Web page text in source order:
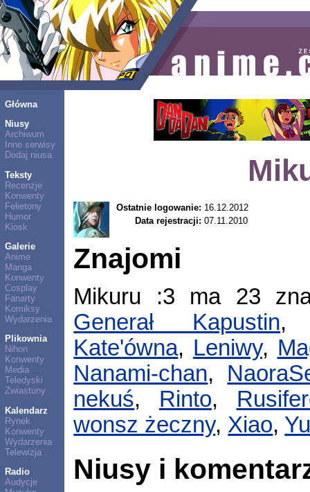
Główna
Niusy
Archiwum
Inne serwisy
Dodaj niusa
Teksty
Recenzje
Konwenty
Felietony
Humor
Kiosk
Galerie
Anime
Manga
Konwenty
Cosplay
Fanarty
Komiksy
Wydarzenia
Plikownia
Nihon
Konwenty
Media
Teledyski
Zwiastuny
Kalendarz
Rynek
Konwenty
Wydarzenia
Telewizja
Radio
Audycje
Ostatnie logowanie: 16.12.2012
Data rejestracji: 07.11.2010
Znajomi
Mikuru :3 ma 23
Generał Kapustin
Kate'ówna, Leniwy,
Nanami-chan,
nekuś, Rinto,
wonsz żeczny, Xiao,
Niusy i